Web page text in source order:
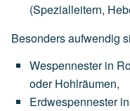
(Spezialleitern,
Besonders aufwendig
Wespennester in
oder Hohlräumen,
Erdwespennester in